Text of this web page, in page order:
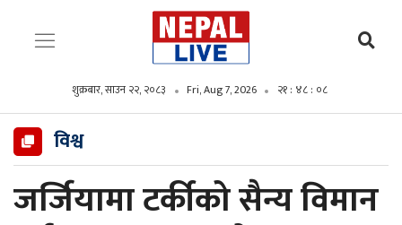
शुक्रबार, साउन २२, २०८३ Fri, Aug 7, 2026 २१ : ४८ : ०९
विश्व
जर्जियामा टर्कीको सैन्य विमान